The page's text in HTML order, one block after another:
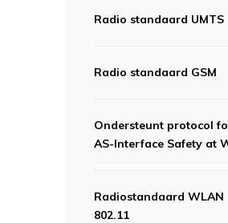
Radio standaard UMTS
Radio standaard GSM
Ondersteunt protocol
AS-Interface Safety at
Radiostandaard WLAN
802.11